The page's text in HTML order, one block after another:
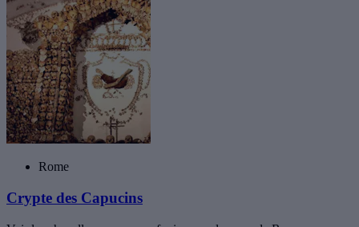
Rome
Crypte des Capucins